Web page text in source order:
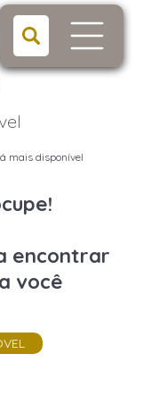
mais disponível
encontrar
você